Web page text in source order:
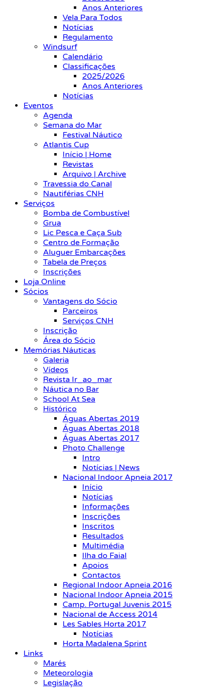
Anos Anteriores
Vela Para Todos
Notícias
Regulamento
Windsurf
Calendário
Classificações
2025/2026
Anos Anteriores
Notícias
Eventos
Agenda
Semana do Mar
Festival Náutico
Atlantis Cup
Início | Home
Revistas
Arquivo | Archive
Travessia do Canal
Nautiférias CNH
Serviços
Bomba de Combustível
Grua
Lic Pesca e Caça Sub
Centro de Formação
Aluguer Embarcações
Tabela de Preços
Inscrições
Loja Online
Sócios
Vantagens do Sócio
Parceiros
Serviços CNH
Inscrição
Área do Sócio
Memórias Náuticas
Galeria
Vídeos
Revista Ir_ao_mar
Náutica no Bar
School At Sea
Histórico
Águas Abertas 2019
Águas Abertas 2018
Águas Abertas 2017
Photo Challenge
Intro
Notícias | News
Nacional Indoor Apneia 2017
Início
Notícias
Informações
Inscrições
Inscritos
Resultados
Multimédia
Ilha do Faial
Apoios
Contactos
Regional Indoor Apneia 2016
Nacional Indoor Apneia 2015
Camp. Portugal Juvenis 2015
Nacional de Access 2014
Les Sables Horta 2017
Notícias
Horta Madalena Sprint
Links
Marés
Meteorologia
Legislação